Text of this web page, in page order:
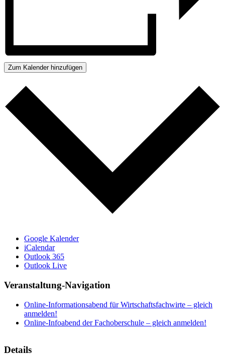
Zum Kalender hinzufügen
Google Kalender
iCalendar
Outlook 365
Outlook Live
Veranstaltung-Navigation
Online-Informationsabend für Wirtschaftsfachwirte – gleich
anmelden!
Online-Infoabend der Fachoberschule – gleich anmelden!
Details